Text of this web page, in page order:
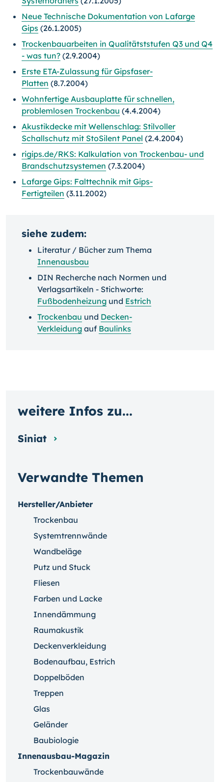
Neue Technische Dokumentation von Lafarge
Gips (26.1.2005)
Trockenbauarbeiten in Qualitätststufen Q3 und Q4
- was tun? (2.9.2004)
Erste ETA-Zulassung für Gipsfaser-
Platten (8.7.2004)
Wohnfertige Ausbauplatte für schnellen,
problemlosen Trockenbau (4.4.2004)
Akustikdecke mit Wellenschlag: Stilvoller
Schallschutz mit StoSilent Panel (2.4.2004)
rigips.de/RKS: Kalkulation von Trockenbau- und
Brandschutzsystemen (7.3.2004)
Lafarge Gips: Falttechnik mit Gips-
Fertigteilen (3.11.2002)
siehe zudem:
Literatur / Bücher zum Thema
Innenausbau
DIN Recherche nach Normen und
Verlagsartikeln - Stichworte:
Fußbodenheizung und Estrich
Trockenbau und Decken-
Verkleidung auf Baulinks
Verwandte Themen
Hersteller/Anbieter
Trockenbau
Systemtrennwände
Wandbeläge
Putz und Stuck
Fliesen
Farben und Lacke
Innendämmung
Raumakustik
Deckenverkleidung
Bodenaufbau, Estrich
Doppelböden
Treppen
Glas
Geländer
Baubiologie
Innenausbau-Magazin
Trockenbauwände
weitere Infos zu...
Siniat